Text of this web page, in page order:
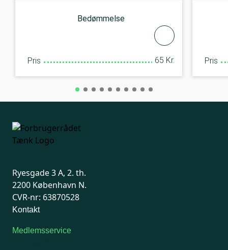
Bedømmelse
Pris 65 Kr. Pris
Ryesgade 3 A, 2. th.
2200 København N.
CVR-nr: 63870528
Kontakt
Medlemsservice